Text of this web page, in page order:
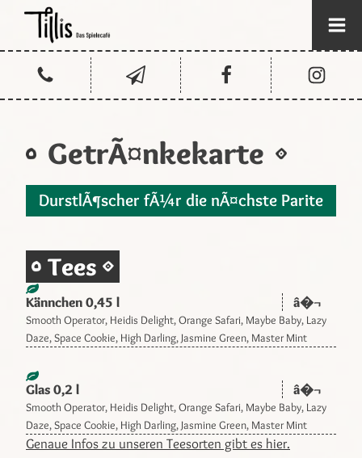
GetrÃ¤nkekarte
DurstlÃ¶scher fÃ¼r die nÃ¤chste Parite
Tees
Kännchen 0,45 l â�¬
Smooth Operator, Heidis Delight, Orange Safari, Maybe Baby, Lazy
Daze, Space Cookie, High Darling, Jasmine Green, Master Mint
Glas 0,2 l â�¬
Smooth Operator, Heidis Delight, Orange Safari, Maybe Baby, Lazy
Daze, Space Cookie, High Darling, Jasmine Green, Master Mint
Genaue Infos zu unseren Teesorten gibt es hier.